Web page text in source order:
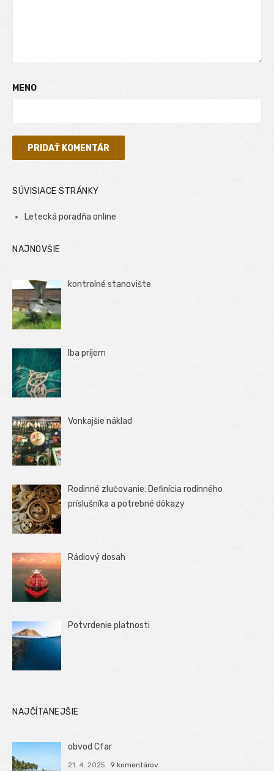
MENO
SÚVISIACE STRÁNKY
Letecká poradňa online
NAJNOVŠIE
kontrolné stanovište
Iba príjem
Vonkajšie náklad
Rodinné zlučovanie: Definícia rodinného
príslušníka a potrebné dôkazy
Rádiový dosah
Potvrdenie platnosti
NAJČÍTANEJŠIE
obvod Cfar
21. 4. 2025 9 komentárov